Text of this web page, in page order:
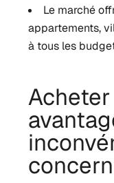
Le marché
appartements,
à tous les